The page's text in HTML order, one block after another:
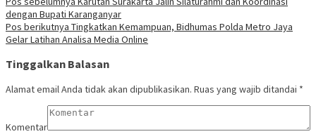
dengan Bupati Karanganyar
Pos berikutnya Tingkatkan Kemampuan, Bidhumas Polda Metro Jaya
Gelar Latihan Analisa Media Online
Tinggalkan Balasan
Alamat email Anda tidak akan dipublikasikan. Ruas yang wajib ditandai *
Komentar